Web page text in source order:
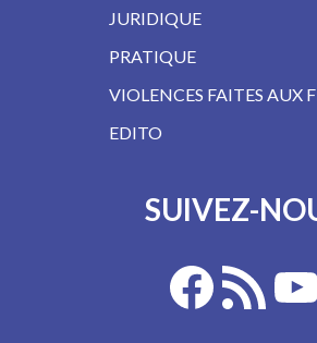
JURIDIQUE
PRATIQUE
VIOLENCES FAITES AUX
EDITO
SUIVEZ-